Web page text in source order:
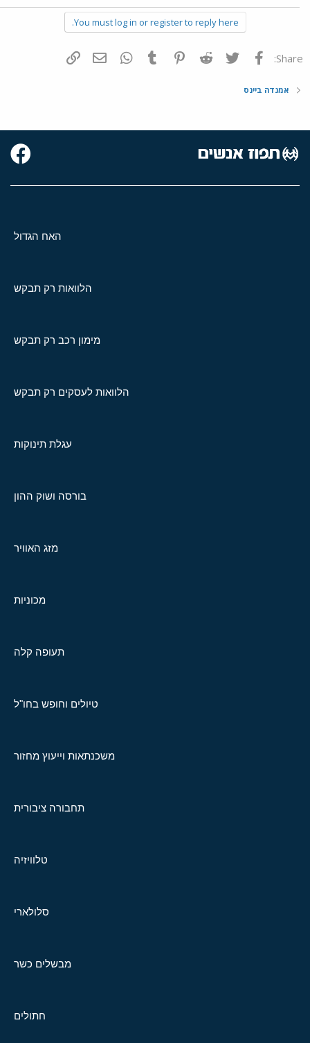
You must log in or register to reply here.
Share: פייסבוק Twitter
Reddit
Pinterest
Tumblr
WhatsAppדואר אלקטרוני
אמנדה ביינס
האח הגדול
הלוואות רק תבקש
מימון רכב רק תבקש
הלוואות לעסקים רק תבקש
עגלת תינוקות
בורסה ושוק ההון
מזג האוויר
מכוניות
תעופה קלה
טיולים וחופש בחו"ל
משכנתאות וייעוץ מחזור
תחבורה ציבורית
טלוויזיה
סלולארי
מבשלים כשר
חתולים